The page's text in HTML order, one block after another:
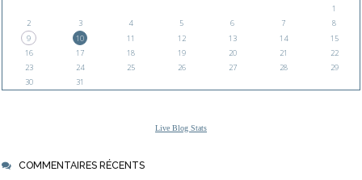
1
2
3 4 5 6 7
8
9
10 11 12 13 14
15
16
17 18 19 20 21
22
23
24 25 26 27 28
29
30
31
Live Blog Stats
COMMENTAIRES RÉCENTS